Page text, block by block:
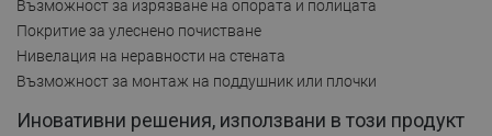
Възможност за изрязване на опората и полицата
Покритие за улеснено почистване
Нивелация на неравности на стената
Възможност за монтаж на поддушник или плочки
Иновативни решения, използвани в този продукт